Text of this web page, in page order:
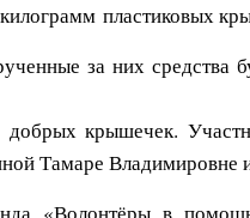
пластиковых
за них средства
крышечек.
Тамаре